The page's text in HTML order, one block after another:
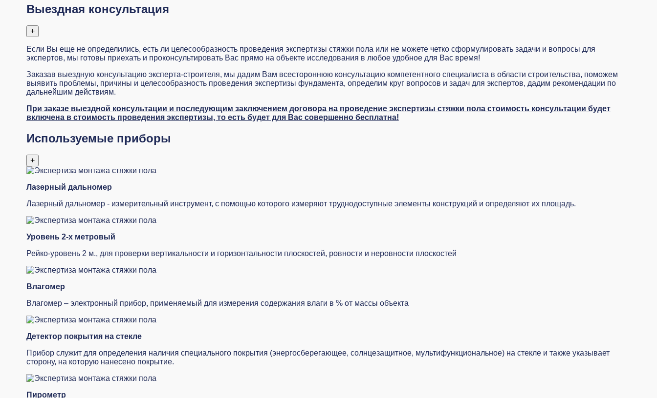
Выездная консультация
+
Если Вы еще не определились, есть ли целесообразность проведения экспертизы стяжки пола или не можете четко сформулировать задачи и вопросы для
экспертов, мы готовы приехать и проконсультировать Вас прямо на объекте исследования в любое удобное для Вас время!
Заказав выездную консультацию эксперта-строителя, мы дадим Вам всестороннюю консультацию компетентного специалиста в области строительства, поможем
выявить проблемы, причины и целесообразность проведения экспертизы фундамента, определим круг вопросов и задач для экспертов, дадим рекомендации по
дальнейшим действиям.
При заказе выездной консультации и последующим заключением договора на проведение экспертизы стяжки пола стоимость консультации будет
включена в стоимость проведения экспертизы, то есть будет для Вас совершенно бесплатна!
Используемые приборы
+
Лазерный дальномер
Лазерный дальномер - измерительный инструмент, с помощью которого измеряют труднодоступные элементы конструкций и определяют их площадь.
Уровень 2-х метровый
Рейко-уровень 2 м., для проверки вертикальности и горизонтальности плоскостей, ровности и неровности плоскостей
Влагомер
Влагомер – электронный прибор, применяемый для измерения содержания влаги в % от массы объекта
Детектор покрытия на стекле
Прибор служит для определения наличия специального покрытия (энергосберегающее, солнцезащитное, мультифункциональное) на стекле и также указывает
сторону, на которую нанесено покрытие.
Пирометр